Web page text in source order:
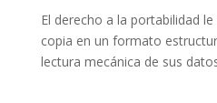
El derecho a la portabilidad
copia en un formato
lectura mecánica de sus